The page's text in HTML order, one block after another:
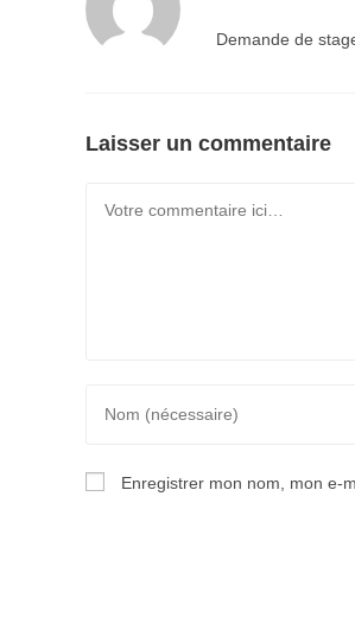
Demande de
Laisser un commentaire
or
Enregistrer mon nom, mon e-